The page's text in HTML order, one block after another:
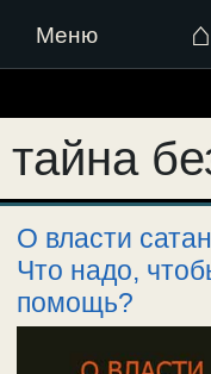
Меню ⌂
к
содержимому
тайна
О власти
Что надо,
помощь?